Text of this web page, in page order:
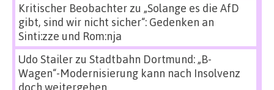
Kritischer Beobachterzu „Solange es die AfD
gibt, sind wir nicht sicher“: Gedenken an
Sinti:zze und Rom:nja
Udo Stailerzu Stadtbahn Dortmund: „B-
Wagen“-Modernisierung kann nach Insolvenz
doch weitergehen